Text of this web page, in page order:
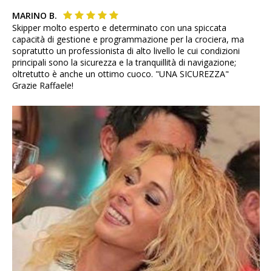
MARINO B.
Skipper molto esperto e determinato con una spiccata
capacità di gestione e programmazione per la crociera, ma
sopratutto un professionista di alto livello le cui condizioni
principali sono la sicurezza e la tranquillità di navigazione;
oltretutto è anche un ottimo cuoco. "UNA SICUREZZA"
Grazie Raffaele!